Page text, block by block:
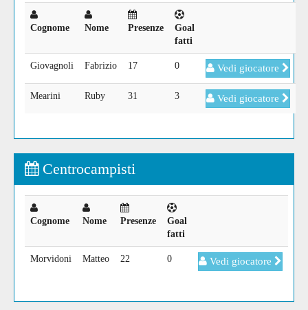
Cognome Nome Presenze
Goal
fatti
Giovagnoli Fabrizio 17 0 Vedi giocatore
Mearini Ruby 31 3 Vedi giocatore
Centrocampisti
Cognome Nome Presenze
Goal
fatti
Morvidoni Matteo 22 0 Vedi giocatore